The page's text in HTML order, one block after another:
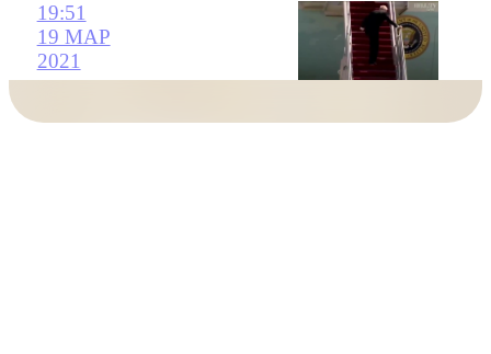
19:51
19 МАР
2021